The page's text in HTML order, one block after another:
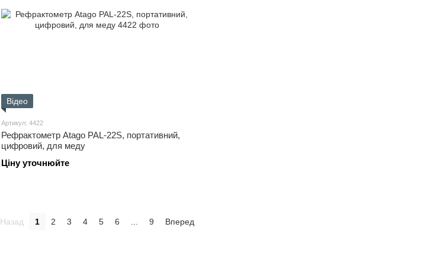
Відео
Артикул: 4422
Рефрактометр Atago PAL-22S, портативний,
цифровий, для меду
Ціну уточнюйте
Назад 1 2 3 4 5 6 9 Вперед